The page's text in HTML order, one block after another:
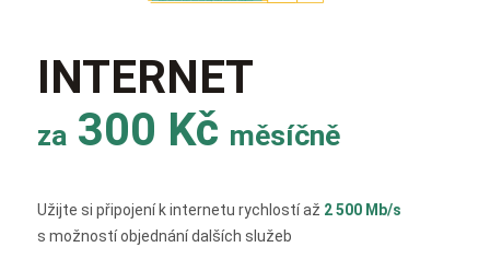
INTERNET
za300 Kč měsíčně
Užijte si připojení k internetu rychlostí až 2 500 Mb/s
s možností objednání dalších služeb